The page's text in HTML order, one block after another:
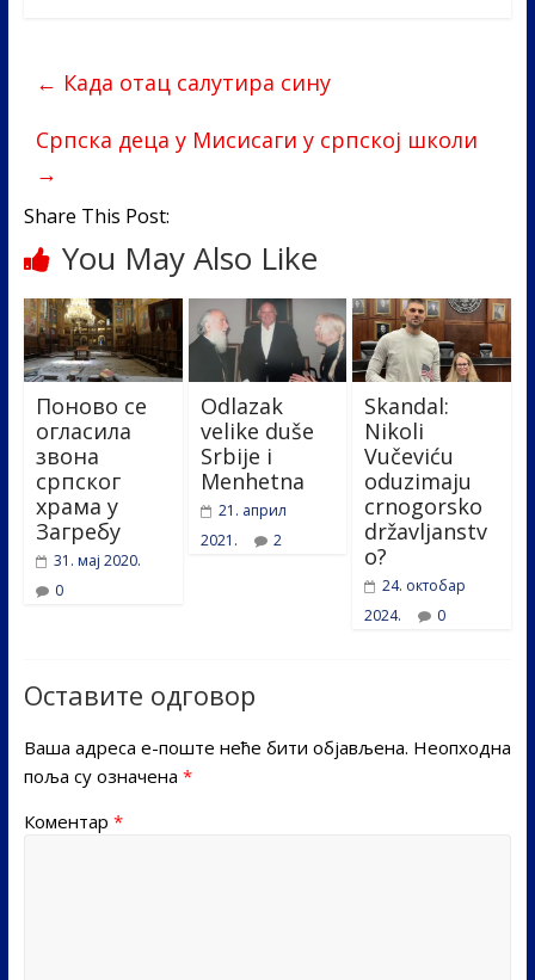
b
o
o
er e
dI
n
e
← Када отац салутира сину
Српска деца у Мисисаги у српској школи
→
Share This Post:
You May Also Like
Поново се
огласила
звона
српског
храма у
Загребу
31. мај 2020.
0
Odlazak
velike duše
Srbije i
Menhetna
21. април
2021.
2
Skandal:
Nikoli
Vučeviću
oduzimaju
crnogorsko
državljanstv
o?
24. октобар
2024.
0
Оставите одговор
Ваша адреса е-поште неће бити објављена. Неопходна
поља су означена *
Коментар *